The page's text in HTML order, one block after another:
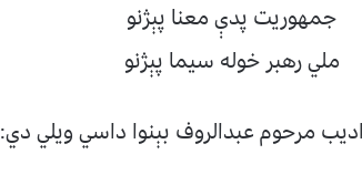
جمهوريت پدې معنا پېژنو
ملي رهبر خوله سيما پېژنو
مرحوم عبدالروف بېنوا داسي ويلي دي: